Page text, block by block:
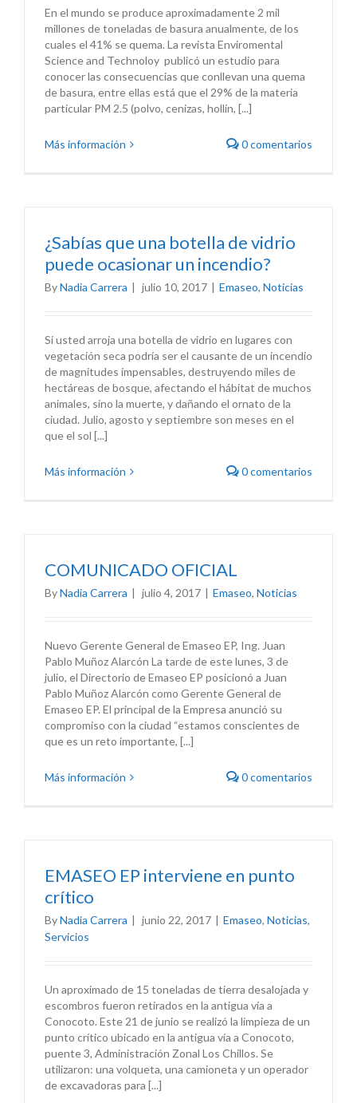
En el mundo se produce aproximadamente 2 mil
millones de toneladas de basura anualmente, de los
cuales el 41% se quema. La revista Enviromental
Science and Technoloy publicó un estudio para
conocer las consecuencias que conllevan una quema
de basura, entre ellas está que el 29% de la materia
particular PM 2.5 (polvo, cenizas, hollín, [...]
Más información 0 comentarios
¿Sabías que una botella de vidrio
puede ocasionar un incendio?
ByNadia Carrera | julio 10, 2017 | Emaseo, Noticias
Si usted arroja una botella de vidrio en lugares con
vegetación seca podría ser el causante de un incendio
de magnitudes impensables, destruyendo miles de
hectáreas de bosque, afectando el hábitat de muchos
animales, sino la muerte, y dañando el ornato de la
ciudad. Julio, agosto y septiembre son meses en el
que el sol [...]
Más información 0 comentarios
COMUNICADO OFICIAL
ByNadia Carrera | julio 4, 2017 | Emaseo, Noticias
Nuevo Gerente General de Emaseo EP, Ing. Juan
Pablo Muñoz Alarcón La tarde de este lunes, 3 de
julio, el Directorio de Emaseo EP posicionó a Juan
Pablo Muñoz Alarcón como Gerente General de
Emaseo EP. El principal de la Empresa anunció su
compromiso con la ciudad “estamos conscientes de
que es un reto importante, [...]
Más información 0 comentarios
EMASEO EP interviene en punto
crítico
ByNadia Carrera | junio 22, 2017 | Emaseo, Noticias,
Servicios
Un aproximado de 15 toneladas de tierra desalojada y
escombros fueron retirados en la antigua vía a
Conocoto. Este 21 de junio se realizó la limpieza de un
punto crítico ubicado en la antigua vía a Conocoto,
puente 3, Administración Zonal Los Chillos. Se
utilizaron: una volqueta, una camioneta y un operador
de excavadoras para [...]